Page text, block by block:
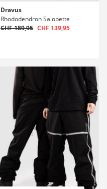
Dravus
Rhododendron Salopette
CHF 189,95 CHF 139,95